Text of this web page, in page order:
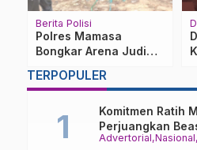
Berita Polisi
Polres Mamasa
Bongkar Arena Judi
Kariango
TERPOPULER
Advertorial Nasional
Komitmen Ratih
Perjuangkan
Dari PAUD